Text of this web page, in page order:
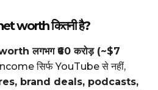
worth कितनी है?
लगभग ₹60 करोड़ (~$7
income सिर्फ YouTube से नहीं,
brand deals, podcasts,